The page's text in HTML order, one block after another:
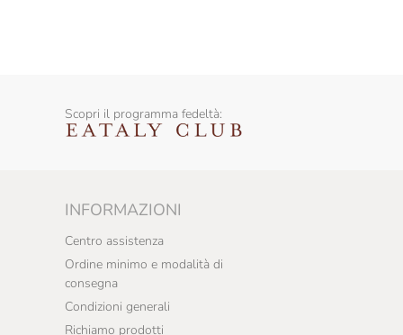
Scopri il programma fedeltà:
INFORMAZIONI
Centro assistenza
Ordine minimo e modalità di
consegna
Condizioni generali
Richiamo prodotti